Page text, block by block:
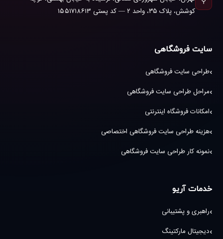
کوشش، پلاک ۳۵، واحد ۲ — کد پستی ۱۵۵۱۷۱۸۶۱۳
سایت فروشگاهی
طراحی سایت فروشگاهی
مراحل طراحی سایت فروشگاهی
امکانات فروشگاه اینترنتی
هزینه طراحی سایت فروشگاهی اختصاصی
نمونه کار طراحی سایت فروشگاهی
خدمات آریو
راهبری و پشتیبانی
دیجیتال مارکتینگ